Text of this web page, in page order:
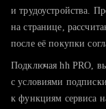
тратите
хотите
и трудоустройства.
на странице,
после её покупки
Подключая hh PRO,
с условиями
к функциям сервиса